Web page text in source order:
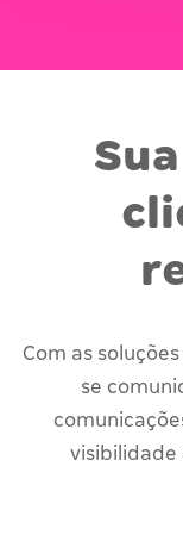
Com as
se
visibilidade